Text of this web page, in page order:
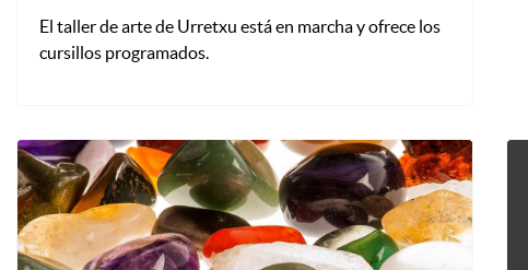
El taller de arte de Urretxu está en marcha y ofrece los
cursillos programados.